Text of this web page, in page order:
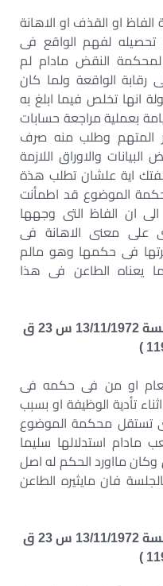
او القذف او الاهانة
لفهم الواقع فى
لمحكمة النقض مادام لم
رقابة الواقعة ولما كان
انها تخلص فيما ابلغ به
بعملية مراجعة حسابات
المتهم وطلب منه صرف
والاوراق اللازمة
صفتك اية علشان تطلب هذة
الموضوع قد اطمأنت
ان الفاظ التى وجهها
على معنى الاهانة فى
فى حكمها وهو مالم
يعناه الطاعن فى هذا
( الطعن رقم 917 لسنة 42 ق جلسة 13/11/1972 س 23 ق
او من فى حكمه فى
تأدية الوظيفة او بسبب
تستقل محكمة الموضوع
مادام استدلالها سليما
مااورد الحكم له اصل
فان مايثيره الطاعن
( الطعن رقم 917 لسنة 42 ق جلسة 13/11/1972 س 23 ق